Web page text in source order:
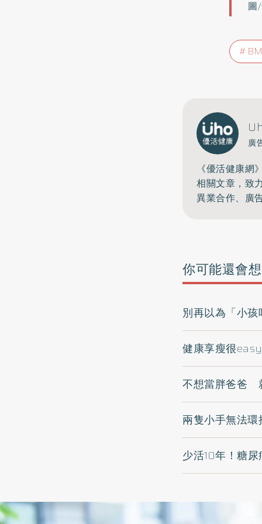
圖
廣
《優活健康
相關文章，致
異業合作、廣
你可能還會
別再以為「小
健康享瘦很
不想當胖爸爸
兩隻小手無法
少活10年！糖